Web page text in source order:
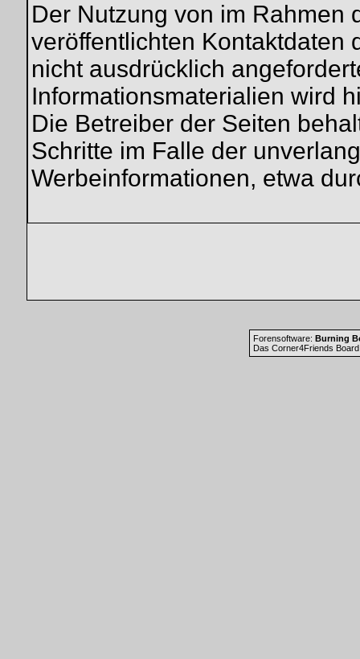
Der Nutzung von im Rahmen
veröffentlichten Kontaktdaten
nicht ausdrücklich
Informationsmaterialien wird
Die Betreiber der Seiten
Schritte im Falle der
Werbeinformationen, etwa
Forensoftware: Burning
Das Corner4Friends